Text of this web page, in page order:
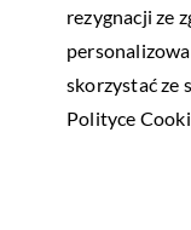
rezygnacji ze
skorzystać ze
Polityce